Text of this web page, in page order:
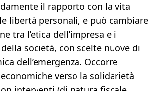
il rapporto con la vita
libertà personali, e può cambiare
tra l’etica dell’impresa e i
società, con scelte nuove di
dell’emergenza. Occorre
verso la solidarietà